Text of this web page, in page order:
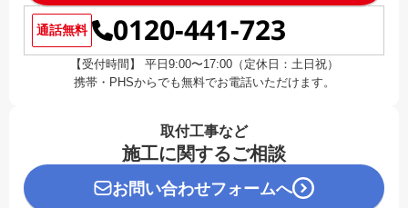
通話無料 0120-441-723
【受付時間】 平日9:00〜17:00（定休日：土日祝）
携帯・PHSからでも無料でお電話いただけます。
取付工事など
施工に関するご相談
お問い合わせフォームへ